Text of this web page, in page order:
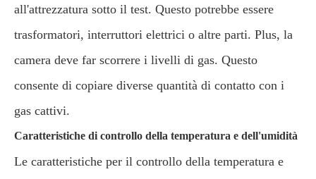
all'attrezzatura sotto il test. Questo potrebbe essere
trasformatori, interruttori elettrici o altre parti. Plus, la
camera deve far scorrere i livelli di gas. Questo
consente di copiare diverse quantità di contatto con i
gas cattivi.
Caratteristiche di controllo della temperatura e dell'umidità
Le caratteristiche per il controllo della temperatura e